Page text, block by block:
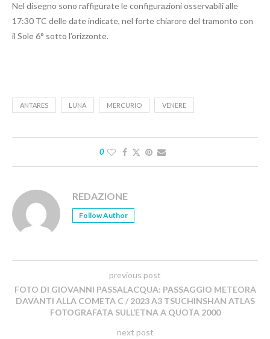
Nel disegno sono raffigurate le configurazioni osservabili alle
17:30 TC delle date indicate, nel forte chiarore del tramonto con
il Sole 6° sotto l’orizzonte.
ANTARES LUNA MERCURIO VENERE
0
REDAZIONE
Follow Author
previous post
FOTO DI GIOVANNI PASSALACQUA: PASSAGGIO METEORA
DAVANTI ALLA COMETA C / 2023 A3 TSUCHINSHAN ATLAS
FOTOGRAFATA SULL’ETNA A QUOTA 2000
next post